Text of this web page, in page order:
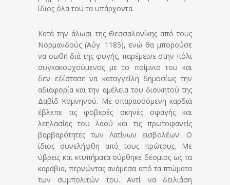
ίδιος όλα του τα υπάρχοντα.
Κατά την άλωσι της Θεσσαλονίκης από τους
Νορμανδούς (Αύγ. 1185), ενώ θα μπορούσε
να σωθή διά της φυγής, παρέμεινε στην πόλι
συγκακουχούμενος με το ποίμνιο του και
δεν εδίστασε να καταγγείλη δημοσίως την
αδιαφορία και την αμέλεια του διοικητού της
Δαβίδ Κομνηνού. Με σπαρασσόμενη καρδιά
έβλεπε τις φοβερές σκηνές σφαγής και
λεηλασίας του λαού και τις πρωτοφανείς
βαρβαρότητες των Λατίνων εισβολέων. Ο
ίδιος συνελήφθη από τους πρώτους. Με
ύβρεις και κτυπήματα σύρθηκε δέσμιος ως τα
καράβια, περνώντας ανάμεσα από τα πτώματα
των συμπολιτών του. Αντί να δειλιάση